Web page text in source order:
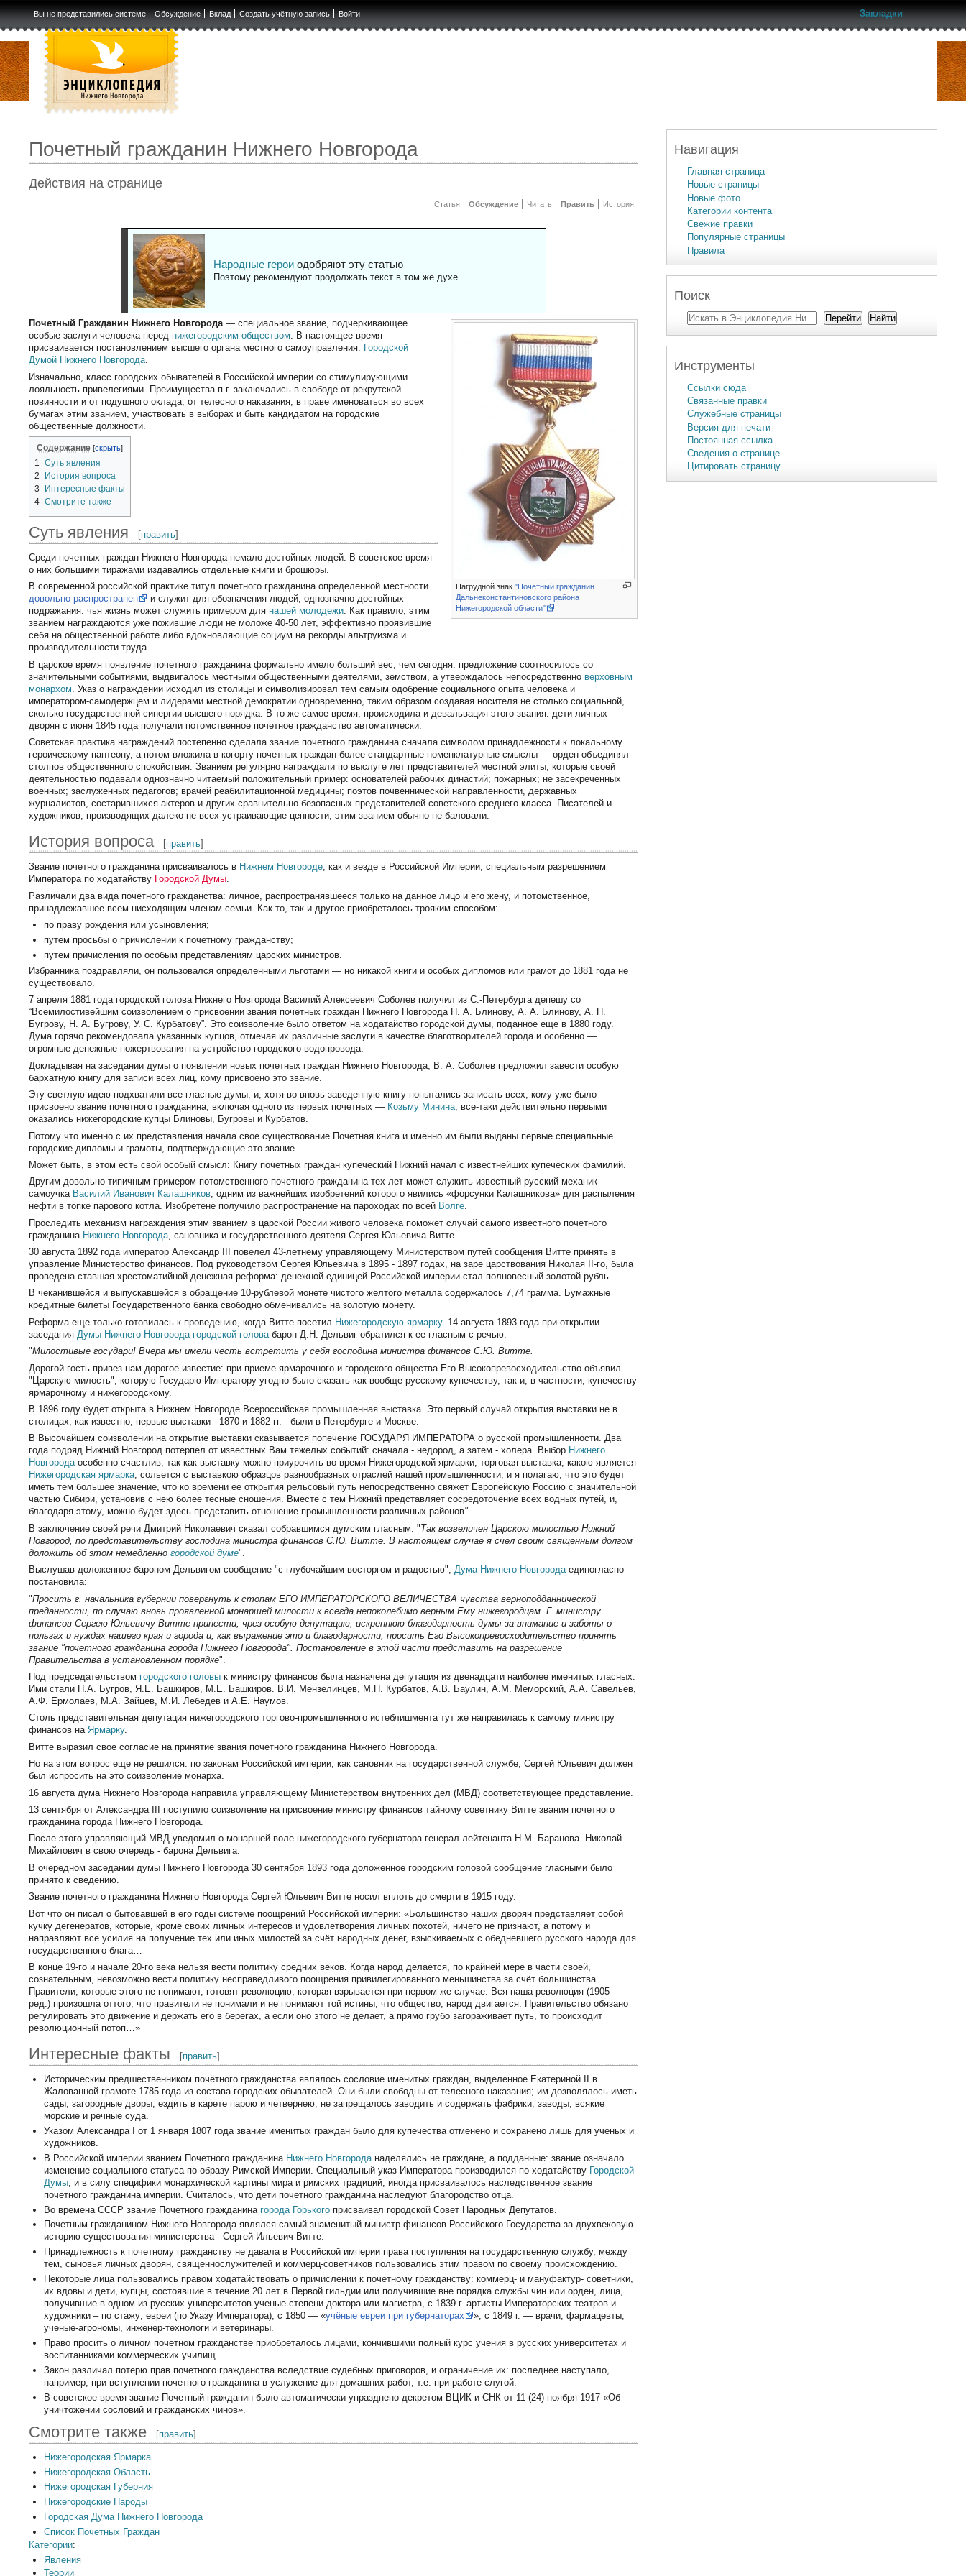
Вы не представились системе Обсуждение Вклад Создать учётную запись Войти Закладки
Почетный гражданин Нижнего Новгорода
Действия на странице
Статья Обсуждение Читать Править История
Народные героиодобряют эту статью
Поэтому рекомендуют продолжать текст в том же духе
Нагрудной знак"Почетный гражданин
Дальнеконстантиновского района
Нижегородской области"
Почетный Гражданин Нижнего Новгорода— специальное звание, подчеркивающее
особые заслуги человека перед нижегородским обществом. В настоящее время
присваивается постановлением высшего органа местного самоуправления: Городской
Думой Нижнего Новгорода.
Изначально, класс городских обывателей в Российской империи со стимулирующими
лояльность привелегиями. Преимущества п.г. заключались в свободе от рекрутской
повинности и от подушного оклада, от телесного наказания, в праве именоваться во всех
бумагах этим званием, участвовать в выборах и быть кандидатом на городские
общественные должности.
Содержание
1
Суть явления
2
История вопроса
3
Интересные факты
4 Смотрите также
Суть явления [править]
Среди почетных граждан Нижнего Новгорода немало достойных людей. В советское время
о них большими тиражами издавались отдельные книги и брошюры.
В современной российской практике титул почетного гражданина определенной местности
довольно распространен
и служит для обозначения людей, однозначно достойных
подражания: чья жизнь может служить примером для нашей молодежи. Как правило, этим
званием награждаются уже пожившие люди не моложе 40-50 лет, эффективно проявившие
себя на общественной работе либо вдохновляющие социум на рекорды альтруизма и
производительности труда.
В царское время появление почетного гражданина формально имело больший вес, чем сегодня: предложение соотносилось со
значительными событиями, выдвигалось местными общественными деятелями, земством, а утверждалось непосредственно верховным
монархом . Указ о награждении исходил из столицы и символизировал тем самым одобрение социального опыта человека и
императором-самодержцем и лидерами местной демократии одновременно, таким образом создавая носителя не столько социальной,
сколько государственной синергии высшего порядка. В то же самое время, происходила и девальвация этого звания: дети личных
дворян с июня 1845 года получали потомственное почетное гражданство автоматически.
Советская практика награждений постепенно сделала звание почетного гражданина сначала символом принадлежности к локальному
героическому пантеону, а потом вложила в когорту почетных граждан более стандартные номенклатурные смыслы — орден объединял
столпов общественного спокойствия. Званием регулярно награждали по выслуге лет представителей местной элиты, которые своей
деятельностью подавали однозначно читаемый положительный пример: основателей рабочих династий; пожарных; не засекреченных
военных; заслуженных педагогов; врачей реабилитационной медицины; поэтов почвеннической направленности, державных
журналистов, состарившихся актеров и других сравнительно безопасных представителей советского среднего класса. Писателей и
художников, производящих далеко не всех устраивающие ценности, этим званием обычно не баловали.
История вопроса [править]
Звание почетного гражданина присваивалось в Нижнем Новгороде, как и везде в Российской Империи, специальным разрешением
Императора по ходатайству Городской Думы.
Различали два вида почетного гражданства: личное, распространявшееся только на данное лицо и его жену, и потомственное,
принадлежавшее всем нисходящим членам семьи. Как то, так и другое приобреталось трояким способом:
по праву рождения или усыновления;
путем просьбы о причислении к почетному гражданству;
путем причисления по особым представлениям царских министров.
Избранника поздравляли, он пользовался определенными льготами — но никакой книги и особых дипломов или грамот до 1881 года не
существовало.
7 апреля 1881 года городской голова Нижнего Новгорода Василий Алексеевич Соболев получил из С.-Петербурга депешу со
“Всемилостивейшим соизволением о присвоении звания почетных граждан Нижнего Новгорода Н. А. Блинову, А. А. Блинову, А. П.
Бугрову, Н. А. Бугрову, У. С. Курбатову”. Это соизволение было ответом на ходатайство городской думы, поданное еще в 1880 году.
Дума горячо рекомендовала указанных купцов, отмечая их различные заслуги в качестве благотворителей города и особенно —
огромные денежные пожертвования на устройство городского водопровода.
Докладывая на заседании думы о появлении новых почетных граждан Нижнего Новгорода, В. А. Соболев предложил завести особую
бархатную книгу для записи всех лиц, кому присвоено это звание.
Эту светлую идею подхватили все гласные думы, и, хотя во вновь заведенную книгу попытались записать всех, кому уже было
присвоено звание почетного гражданина, включая одного из первых почетных — Козьму Минина, все-таки действительно первыми
оказались нижегородские купцы Блиновы, Бугровы и Курбатов.
Потому что именно с их представления начала свое существование Почетная книга и именно им были выданы первые специальные
городские дипломы и грамоты, подтверждающие это звание.
Может быть, в этом есть свой особый смысл: Книгу почетных граждан купеческий Нижний начал с известнейших купеческих фамилий.
Другим довольно типичным примером потомственного почетного гражданина тех лет может служить известный русский механик-
самоучка Василий Иванович Калашников, одним из важнейших изобретений которого явились «форсунки Калашникова» для распыления
нефти в топке парового котла. Изобретене получило распространение на пароходах по всей Волге.
Проследить механизм награждения этим званием в царской России живого человека поможет случай самого известного почетного
гражданина Нижнего Новгорода , сановника и государственного деятеля Сергея Юльевича Витте.
30 августа 1892 года император Александр III повелел 43-летнему управляющему Министерством путей сообщения Витте принять в
управление Министерство финансов. Под руководством Сергея Юльевича в 1895 - 1897 годах, на заре царствования Николая II-го, была
проведена ставшая хрестоматийной денежная реформа: денежной единицей Российской империи стал полновесный золотой рубль.
В чеканившейся и выпускавшейся в обращение 10-рублевой монете чистого желтого металла содержалось 7,74 грамма. Бумажные
кредитные билеты Государственного банка свободно обменивались на золотую монету.
Реформа еще только готовилась к проведению, когда Витте посетил Нижегородскую ярмарку. 14 августа 1893 года при открытии
заседания Думы Нижнего Новгорода городской голова барон Д.Н. Дельвиг обратился к ее гласным с речью:
"Милостивые государи! Вчера мы имели честь встретить у себя господина министра финансов С.Ю. Витте.
Дорогой гость привез нам дорогое известие: при приеме ярмарочного и городского общества Его Высокопревосходительство объявил
"Царскую милость", которую Государю Императору угодно было сказать как вообще русскому купечеству, так и, в частности, купечеству
ярмарочному и нижегородскому.
В 1896 году будет открыта в Нижнем Новгороде Всероссийская промышленная выставка. Это первый случай открытия выставки не в
столицах; как известно, первые выставки - 1870 и 1882 гг. - были в Петербурге и Москве.
В Высочайшем соизволении на открытие выставки сказывается попечение ГОСУДАРЯ ИМПЕРАТОРА о русской промышленности. Два
года подряд Нижний Новгород потерпел от известных Вам тяжелых событий: сначала - недород, а затем - холера. Выбор Нижнего
Новгородаособенно счастлив, так как выставку можно приурочить во время Нижегородской ярмарки; торговая выставка, какою является
Нижегородская ярмарка, сольется с выставкою образцов разнообразных отраслей нашей промышленности, и я полагаю, что это будет
иметь тем большее значение, что ко времени ее открытия рельсовый путь непосредственно свяжет Европейскую Россию с значительной
частью Сибири, установив с нею более тесные сношения. Вместе с тем Нижний представляет сосредоточение всех водных путей, и,
благодаря этому, можно будет здесь представить отношение промышленности различных районов".
В заключение своей речи Дмитрий Николаевич сказал собравшимся думским гласным: "Так возвеличен Царскою милостью Нижний
Новгород, по представительству господина министра финансов С.Ю. Витте. В настоящем случае я счел своим священным долгом
доложить об этом немедленногородской думе".
Выслушав доложенное бароном Дельвигом сообщение "с глубочайшим восторгом и радостью",Дума Нижнего Новгородаединогласно
постановила:
"Просить г. начальника губернии повергнуть к стопам ЕГО ИМПЕРАТОРСКОГО ВЕЛИЧЕСТВА чувства верноподданнической
преданности, по случаю вновь проявленной монаршей милости к всегда непоколебимо верным Ему нижегородцам. Г. министру
финансов Сергею Юльевичу Витте принести, чрез особую депутацию, искреннюю благодарность думы за внимание и заботы о
пользах и нуждах нашего края и города и, как выражение это и благодарности, просить Его Высокопревосходительство принять
звание "почетного гражданина города Нижнего Новгорода". Постановление в этой части представить на разрешение
Правительства в установленном порядке".
Под председательством городского головы к министру финансов была назначена депутация из двенадцати наиболее именитых гласных.
Ими стали Н.А. Бугров, Я.Е. Башкиров, М.Е. Башкиров. В.И. Мензелинцев, М.П. Курбатов, А.В. Баулин, А.М. Меморский, А.А. Савельев,
А.Ф. Ермолаев, М.А. Зайцев, М.И. Лебедев и А.Е. Наумов.
Столь представительная депутация нижегородского торгово-промышленного истеблишмента тут же направилась к самому министру
финансов наЯрмарку.
Витте выразил свое согласие на принятие звания почетного гражданина Нижнего Новгорода.
Но на этом вопрос еще не решился: по законам Российской империи, как сановник на государственной службе, Сергей Юльевич должен
был испросить на это соизволение монарха.
16 августа дума Нижнего Новгорода направила управляющему Министерством внутренних дел (МВД) соответствующее представление.
13 сентября от Александра III поступило соизволение на присвоение министру финансов тайному советнику Витте звания почетного
гражданина города Нижнего Новгорода.
После этого управляющий МВД уведомил о монаршей воле нижегородского губернатора генерал-лейтенанта Н.М. Баранова. Николай
Михайлович в свою очередь - барона Дельвига.
В очередном заседании думы Нижнего Новгорода 30 сентября 1893 года доложенное городским головой сообщение гласными было
принято к сведению.
Звание почетного гражданина Нижнего Новгорода Сергей Юльевич Витте носил вплоть до смерти в 1915 году.
Вот что он писал о бытовавшей в его годы системе поощрений Российской империи: «Большинство наших дворян представляет собой
кучку дегенератов, которые, кроме своих личных интересов и удовлетворения личных похотей, ничего не признают, а потому и
направляют все усилия на получение тех или иных милостей за счёт народных денег, взыскиваемых с обедневшего русского народа для
государственного блага…
В конце 19-го и начале 20-го века нельзя вести политику средних веков. Когда народ делается, по крайней мере в части своей,
сознательным, невозможно вести политику несправедливого поощрения привилегированного меньшинства за счёт большинства.
Правители, которые этого не понимают, готовят революцию, которая взрывается при первом же случае. Вся наша революция (1905 -
ред.) произошла оттого, что правители не понимали и не понимают той истины, что общество, народ двигается. Правительство обязано
регулировать это движение и держать его в берегах, а если оно этого не делает, а прямо грубо загораживает путь, то происходит
революционный потоп…»
Интересные факты [править]
Историческим предшественником почётного гражданства являлось сословие именитых граждан, выделенное Екатериной II в
Жалованной грамоте 1785 года из состава городских обывателей. Они были свободны от телесного наказания; им дозволялось иметь
сады, загородные дворы, ездить в карете парою и четвернею, не запрещалось заводить и содержать фабрики, заводы, всякие
морские и речные суда.
Указом Александра I от 1 января 1807 года звание именитых граждан было для купечества отменено и сохранено лишь для ученых и
художников.
В Российской империи званием Почетного гражданина Нижнего Новгороданаделялись не граждане, а подданные: звание означало
изменение социального статуса по образу Римской Империи. Специальный указ Императора производился по ходатайству Городской
Думы, и в силу специфики монархической картины мира и римских традиций, иногда присваивалось наследственное звание
почетного гражданина империи. Считалось, что дети почетного гражданина наследуют благородство отца.
Во времена СССР звание Почетного гражданина города Горькогоприсваивал городской Совет Народных Депутатов.
Почетным гражданином Нижнего Новгорода являлся самый знаменитый министр финансов Российского Государства за двухвековую
историю существования министерства - Сергей Ильевич Витте.
Принадлежность к почетному гражданству не давала в Российской империи права поступления на государственную службу, между
тем, сыновья личных дворян, священнослужителей и коммерц-советников пользовались этим правом по своему происхождению.
Некоторые лица пользовались правом ходатайствовать о причислении к почетному гражданству: коммерц- и мануфактур- советники,
их вдовы и дети, купцы, состоявшие в течение 20 лет в Первой гильдии или получившие вне порядка службы чин или орден, лица,
получившие в одном из русских университетов ученые степени доктора или магистра, с 1839 г. артисты Императорских театров и
художники – по стажу; евреи (по Указу Императора), с 1850 — «учёные евреи при губернаторах
»; с 1849 г. — врачи, фармацевты,
ученые-агрономы, инженер-технологи и ветеринары.
Право просить о личном почетном гражданстве приобреталось лицами, кончившими полный курс учения в русских университетах и
воспитанниками коммерческих училищ.
Закон различал потерю прав почетного гражданства вследствие судебных приговоров, и ограничение их: последнее наступало,
например, при вступлении почетного гражданина в услужение для домашних работ, т.е. при работе слугой.
В советское время звание Почетный гражданин было автоматически упразднено декретом ВЦИК и СНК от 11 (24) ноября 1917 «Об
уничтожении сословий и гражданских чинов».
Смотрите также [править]
Нижегородская Ярмарка
Нижегородская Область
Нижегородская Губерния
Нижегородские Народы
Городская Дума Нижнего Новгорода
Список Почетных Граждан
Категории:
Явления
Теории
Навигация
Главная страница
Новые страницы
Новые фото
Категории контента
Свежие правки
Популярные страницы
Правила
Поиск
Инструменты
Ссылки сюда
Связанные правки
Служебные страницы
Версия для печати
Постоянная ссылка
Сведения о странице
Цитировать страницу